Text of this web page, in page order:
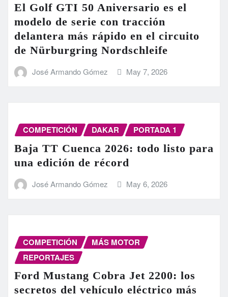
El Golf GTI 50 Aniversario es el
modelo de serie con tracción
delantera más rápido en el circuito
de Nürburgring Nordschleife
José Armando Gómez May 7, 2026
COMPETICIÓN DAKAR PORTADA 1
Baja TT Cuenca 2026: todo listo para
una edición de récord
José Armando Gómez May 6, 2026
COMPETICIÓN
MÁS MOTOR
REPORTAJES
Ford Mustang Cobra Jet 2200: los
secretos del vehículo eléctrico más